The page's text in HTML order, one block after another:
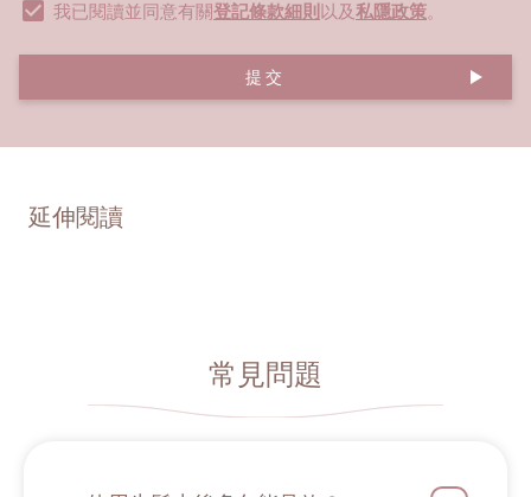
我已閱讀並同意有關登記條款細則 以及私隱政策。
提交
延伸閱讀
常見問題